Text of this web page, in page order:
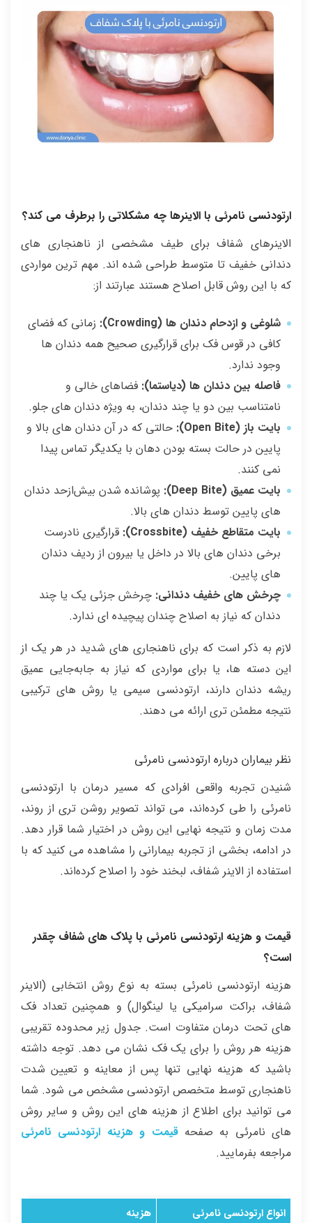
ارتودنسی نامرئی با الاینرها چه مشکلاتی را برطرف می کند؟
الاینرهای شفاف برای طیف مشخصی از ناهنجاری‌ های
دندانی خفیف تا متوسط طراحی شده‌ اند. مهم‌ ترین مواردی
که با این روش قابل اصلاح‌ هستند عبارتند از:
شلوغی و ازدحام دندان‌ ها (Crowding):
زمانی که فضای
کافی در قوس فک برای قرارگیری صحیح همه دندان‌ ها
وجود ندارد.
فاصله بین دندان‌ ها (دیاستما): فضاهای خالی و
نامتناسب بین دو یا چند دندان، به‌ ویژه دندان‌ های جلو.
بایت باز (Open Bite):
حالتی که در آن دندان‌ های بالا و
پایین در حالت بسته بودن دهان با یکدیگر تماس پیدا
نمی‌ کنند.
بایت عمیق (Deep Bite):
پوشانده‌ شدن بیش‌ازحد دندان‌
های پایین توسط دندان‌ های بالا.
بایت متقاطع خفیف (Crossbite):
قرارگیری نادرست
برخی دندان‌ های بالا در داخل یا بیرون از ردیف دندان‌
های پایین.
چرخش‌ های خفیف دندانی: چرخش جزئی یک یا چند
دندان که نیاز به اصلاح چندان پیچیده‌ ای ندارد.
لازم به ذکر است که برای ناهنجاری‌ های شدید در هر یک از
این دسته‌ ها، یا برای مواردی که نیاز به جابه‌جایی عمیق
ریشه دندان دارند، ارتودنسی سیمی یا روش‌ های ترکیبی
نتیجه مطمئن‌ تری ارائه می‌ دهند.
نظر بیماران درباره ارتودنسی نامرئی
شنیدن تجربه واقعی افرادی که مسیر درمان با ارتودنسی
نامرئی را طی کرده‌اند، می‌ تواند تصویر روشن‌ تری از روند،
مدت زمان و نتیجه نهایی این روش در اختیار شما قرار دهد.
در ادامه، بخشی از تجربه بیمارانی را مشاهده می‌ کنید که با
استفاده از الاینر شفاف، لبخند خود را اصلاح کرده‌اند.
قیمت و هزینه ارتودنسی نامرئی با پلاک های شفاف چقدر
است؟
هزینه ارتودنسی نامرئی بسته به نوع روش انتخابی (الاینر
شفاف، براکت سرامیکی یا لینگوال) و همچنین تعداد فک‌
های تحت درمان متفاوت است. جدول زیر محدوده تقریبی
هزینه هر روش را برای یک فک نشان می‌ دهد. توجه داشته
باشید که هزینه نهایی تنها پس از معاینه و تعیین شدت
ناهنجاری توسط متخصص ارتودنسی مشخص می‌ شود. شما
می توانید برای اطلاع از هزینه های این روش و سایر روش
های نامرئی به صفحهقیمت و هزینه ارتودنسی نامرئی
مراجعه بفرمایید.
انواع ارتودنسی نامرئی هزینه